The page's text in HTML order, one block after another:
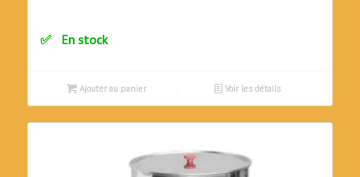
En stock
Ajouter au panier Voir les détails